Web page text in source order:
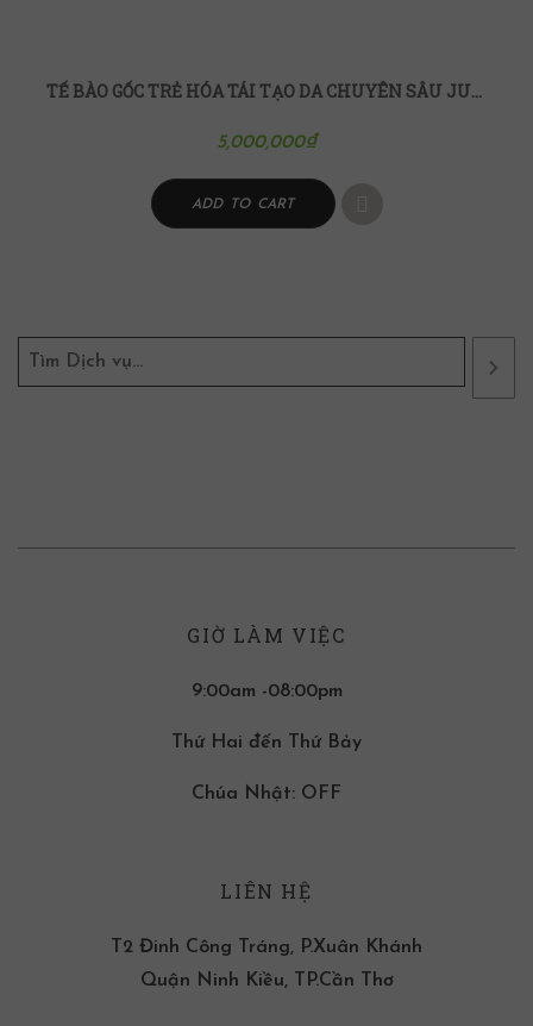
TẾ BÀO GỐC TRẺ HÓA TÁI TẠO DA CHUYÊN SÂU JUVI COL (10 TUÝP)
5,000,000₫
ADD TO CART
GIỜ LÀM VIỆC
9:00am -08:00pm
Thứ Hai đến Thứ Bảy
Chúa Nhật: OFF
LIÊN HỆ
T2 Đinh Công Tráng, P.Xuân Khánh
Quận Ninh Kiều, TP.Cần Thơ